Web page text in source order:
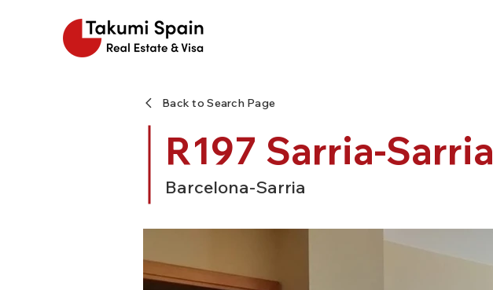
Back to Search Page
R197 Sarria-Sarria
Barcelona-Sarria